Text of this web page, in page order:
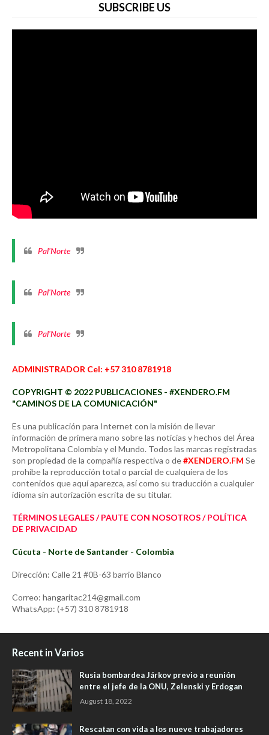
SUBSCRIBE US
Pal'Norte
Pal'Norte
Pal'Norte
ADMINISTRADOR Cel: +57 310 8781918
COPYRIGHT © 2022 PUBLICACIONES - #XENDERO.FM
"CAMINOS DE LA COMUNICACIÓN"
Es una publicación para Internet con la misión de llevar
información de primera mano sobre las noticias y hechos del Área
Metropolitana Colombia y el Mundo. Todos las marcas registradas
son propiedad de la compañía respectiva o de#XENDERO.FM Se
prohíbe la reproducción total o parcial de cualquiera de los
contenidos que aquí aparezca, así como su traducción a cualquier
idioma sin autorización escrita de su titular.
TÉRMINOS LEGALES / PAUTE CON NOSOTROS / POLÍTICA
DE PRIVACIDAD
Cúcuta - Norte de Santander - Colombia
Dirección: Calle 21 #0B-63 barrio Blanco
Correo: hangaritac214@gmail.com
WhatsApp: (+57) 310 8781918
Recent in Varios
Rusia bombardea Járkov previo a reunión
entre el jefe de la ONU, Zelenski y Erdogan
August 18, 2022
Rescatan con vida a los nueve trabajadores